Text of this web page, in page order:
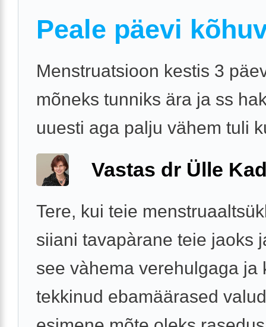
Peale päevi
Menstruatsioon kestis 3
mõneks tunniks ära ja ss
uuesti aga palju vähem tuli
Vastas dr Ülle
Tere, kui teie
siiani tavapàrane teie jaoks
see vàhema verehulgaga ja
tekkinud ebamäärased